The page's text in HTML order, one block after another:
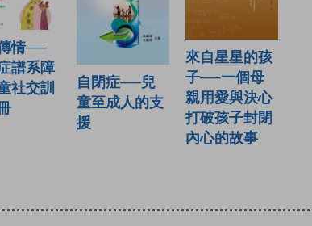
情──
譜系障
社交訓
自閉症──兒
童至成人的支
援
來自星星的孩
子──一個母
親用愛與決心
打破孩子封閉
內心的故事